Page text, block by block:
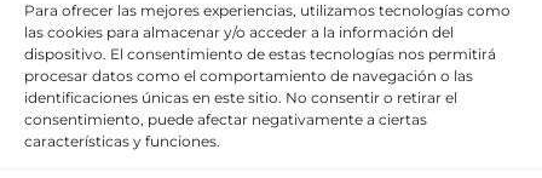
Para ofrecer las mejores experiencias, utilizamos tecnologías como
las cookies para almacenar y/o acceder a la información del
dispositivo. El consentimiento de estas tecnologías nos permitirá
procesar datos como el comportamiento de navegación o las
identificaciones únicas en este sitio. No consentir o retirar el
consentimiento, puede afectar negativamente a ciertas
características y funciones.
INFORMACIÓN DE CONTACTO
Puedes llamar al móvil:+34 652337807,
enviarnos un correo
o visita nuestra sección de contacto.